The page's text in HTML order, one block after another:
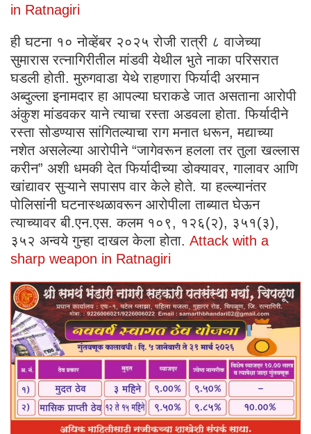
in Ratnagiri
ही घटना १० नोव्हेंबर २०२५ रोजी रात्री ८ वाजेच्या
सुमारास रत्नागिरीतील मांडवी येथील भुते नाका परिसरात
घडली होती. मुरुगवाडा येथे राहणारा फिर्यादी अरमान
अब्दुल्ला इनामदार हा आपल्या घराकडे जात असताना आरोपी
अंकुश मांडवकर याने त्याचा रस्ता अडवला होता. फिर्यादीने
रस्ता सोडण्यास सांगितल्याचा राग मनात धरून, मद्याच्या
नशेत असलेल्या आरोपीने “जागेवरून हलला तर तुला खल्लास
करीन” अशी धमकी देत फिर्यादीच्या डोक्यावर, गालावर आणि
खांद्यावर सुऱ्याने सपासप वार केले होते. या हल्ल्यानंतर
पोलिसांनी घटनास्थळावरून आरोपीला ताब्यात घेऊन
त्याच्यावर बी.एन.एस. कलम १०९, १२६(२), ३५१(३),
३५२ अन्वये गुन्हा दाखल केला होता. Attack with a
sharp weapon in Ratnagiri